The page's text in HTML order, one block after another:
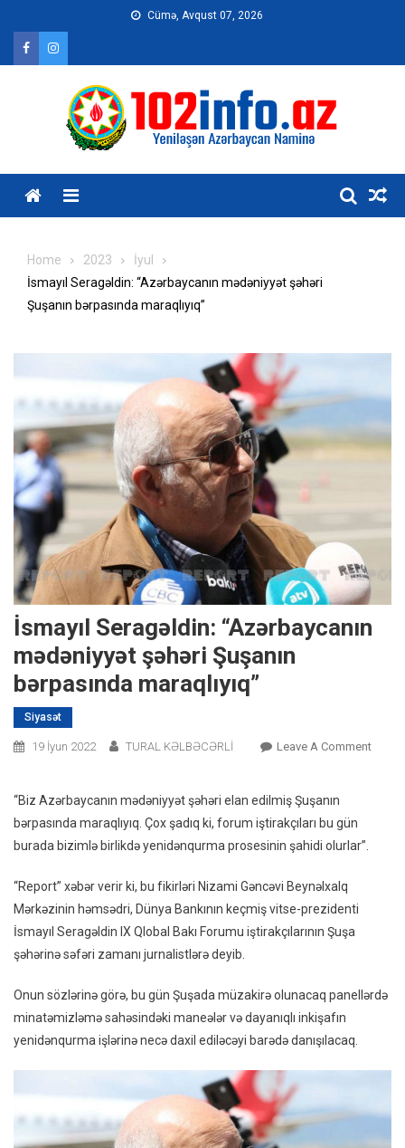
content
Cümə, Avqust 07, 2026
Home 2023
İyul
İsmayıl Seragəldin: “Azərbaycanın mədəniyyət şəhəri
Şuşanın bərpasında maraqlıyıq”
İsmayıl Seragəldin: “Azərbaycanın
mədəniyyət şəhəri Şuşanın
bərpasında maraqlıyıq”
Siyasət
19 İyun 2022 TURAL KƏLBƏCƏRLİ Leave A CommentOn
“Biz Azərbaycanın mədəniyyət şəhəri elan edilmiş Şuşanın
bərpasında maraqlıyıq. Çox şadıq ki, forum iştirakçıları bu gün
burada bizimlə birlikdə yenidənqurma prosesinin şahidi olurlar”.
“Report” xəbər verir ki, bu fikirləri Nizami Gəncəvi Beynəlxalq
Mərkəzinin həmsədri, Dünya Bankının keçmiş vitse-prezidenti
İsmayıl Seragəldin IX Qlobal Bakı Forumu iştirakçılarının Şuşa
şəhərinə səfəri zamanı jurnalistlərə deyib.
Onun sözlərinə görə, bu gün Şuşada müzakirə olunacaq panellərdə
minatəmizləmə sahəsindəki maneələr və dayanıqlı inkişafın
yenidənqurma işlərinə necə daxil ediləcəyi barədə danışılacaq.